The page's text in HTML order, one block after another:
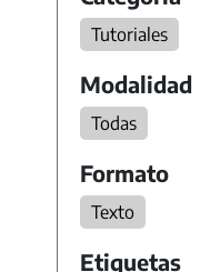
Tutoriales
Modalidad
Todas
Formato
Texto
Etiquetas